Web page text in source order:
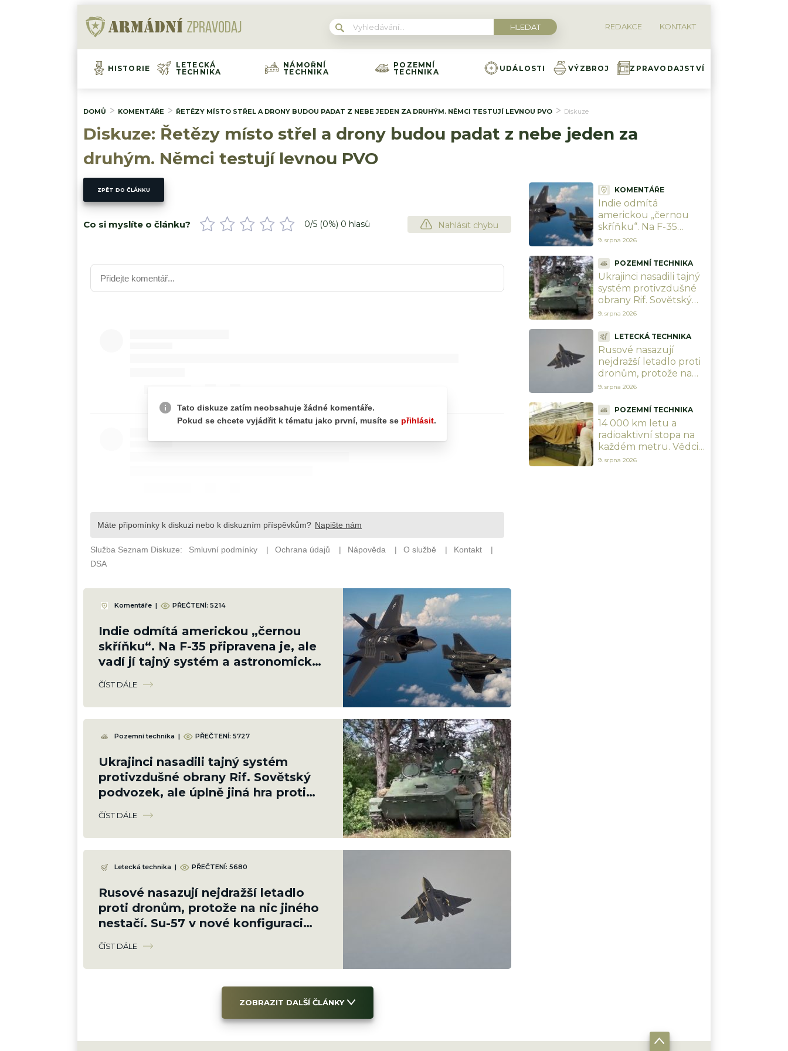
REDAKCE KONTAKT
HISTORIE
LETECKÁ
TECHNIKA
NÁMOŘNÍ
TECHNIKA
POZEMNÍ
TECHNIKA
UDÁLOSTI VÝZBROJ ZPRAVODAJSTVÍ
DOMŮ KOMENTÁŘE ŘETĚZY MÍSTO STŘEL A DRONY BUDOU PADAT Z NEBE JEDEN ZA DRUHÝM. NĚMCI TESTUJÍ LEVNOU PVO Diskuze
Diskuze: Řetězy místo střel a drony budou padat z nebe jeden za
druhým. Němci testují levnou PVO
ZPĚT DO ČLÁNKU
Co si myslíte o článku? 0/5 (0%) 0 hlasů Nahlásit chybu
Komentáře | PŘEČTENÍ: 5214
Indie odmítá americkou „černou
skříňku“. Na F-35 připravena je, ale
vadí jí tajný systém a astronomická
cena za provoz
ČÍST DÁLE
Pozemní technika | PŘEČTENÍ: 5727
Ukrajinci nasadili tajný systém
protivzdušné obrany Rif. Sovětský
podvozek, ale úplně jiná hra proti
letounům
ČÍST DÁLE
Letecká technika | PŘEČTENÍ: 5680
Rusové nasazují nejdražší letadlo
proti dronům, protože na nic jiného
nestačí. Su-57 v nové konfiguraci
stačí radar „Bělka“
ČÍST DÁLE
ZOBRAZIT DALŠÍ ČLÁNKY
KOMENTÁŘE
Indie odmítá
americkou „černou
skříňku“. Na F-35
připravena je, ale vadí
astronomická cena za
provoz
9. srpna 2026
POZEMNÍ TECHNIKA
Ukrajinci nasadili tajný
systém protivzdušné
obrany Rif. Sovětský
podvozek, ale úplně
letounům
9. srpna 2026
LETECKÁ TECHNIKA
Rusové nasazují
nejdražší letadlo proti
dronům, protože na
nic jiného nestačí. Su-
stačí radar „Bělka“
9. srpna 2026
POZEMNÍ TECHNIKA
14 000 km letu a
radioaktivní stopa na
každém metru. Vědci
vysvětlili, jak funguje
9. srpna 2026